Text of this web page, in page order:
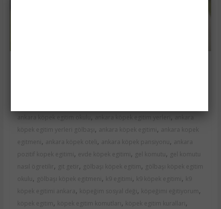
ankara köpek egitim okulu , ankara köpek egitim yerleri ,
ankara
köpek egitim yerleri gölbaşı , ankara köpek egitimi ,
ankara kopek
egitmeni , ankara köpek oteli , ankara köpek pansiyonu ,
ankara
pozitif kopek egitimi , evde köpek egitimi , gel komutu , gel komutu
nasıl ögretilir , git getir , gölbaşı köpek egitim , gölbaşı köpek egitim
, gölbaşı köpek egitmeni , k9 egitimi , k9 köpek egitimi ,
k9
köpek egitimi ankara , köpeğim sosyal deği , köpeğimi eğitiyorum ,
köpek egitim , köpek egitim komutları , köpek egitim kurallari ,